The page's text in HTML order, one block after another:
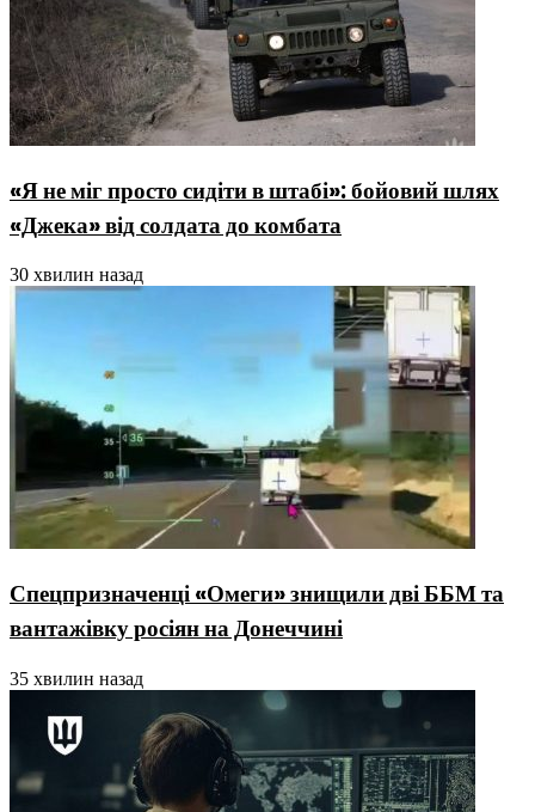
«Я не міг просто сидіти в штабі»: бойовий шлях
«Джека» від солдата до комбата
30 хвилин назад
Спецпризначенці «Омеги» знищили дві ББМ та
вантажівку росіян на Донеччині
35 хвилин назад